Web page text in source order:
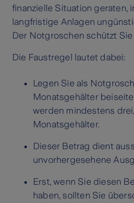
finanzielle Situation geraten,
langfristige Anlagen
Der Notgroschen schützt Sie
Die Faustregel lautet dabei:
Legen Sie als
Monatsgehälter
werden mindestens
Monatsgehälter.
Dieser Betrag dient
unvorhergesehene
Erst, wenn Sie diesen
haben, sollten Sie